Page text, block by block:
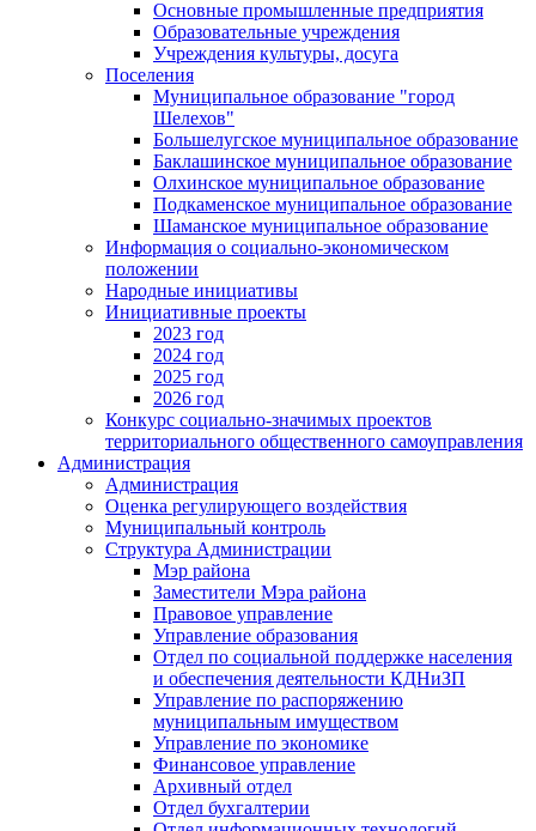
Основные промышленные предприятия
Образовательные учреждения
Учреждения культуры, досуга
Поселения
Муниципальное образование "город
Шелехов"
Большелугское муниципальное образование
Баклашинское муниципальное образование
Олхинское муниципальное образование
Подкаменское муниципальное образование
Шаманское муниципальное образование
Информация о социально-экономическом
положении
Народные инициативы
Инициативные проекты
2023 год
2024 год
2025 год
2026 год
Конкурс социально-значимых проектов
территориального общественного самоуправления
Администрация
Администрация
Оценка регулирующего воздействия
Муниципальный контроль
Структура Администрации
Мэр района
Заместители Мэра района
Правовое управление
Управление образования
Отдел по социальной поддержке населения
и обеспечения деятельности КДНиЗП
Управление по распоряжению
муниципальным имуществом
Управление по экономике
Финансовое управление
Архивный отдел
Отдел бухгалтерии